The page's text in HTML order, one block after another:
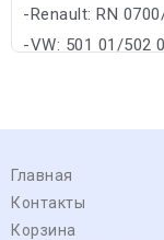
-Renault: RN
-VW: 501 01/502
Главная
Контакты
Корзина